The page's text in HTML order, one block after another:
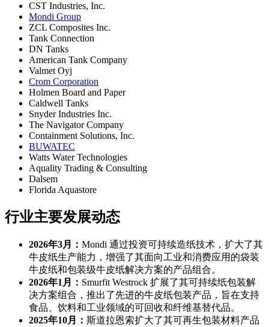
CST Industries, Inc.
Mondi Group
ZCL Composites Inc.
Tank Connection
DN Tanks
American Tank Company
Valmet Oyj
Crom Corporation
Holmen Board and Paper
Caldwell Tanks
Snyder Industries Inc.
The Navigator Company
Containment Solutions, Inc.
BUWATEC
Watts Water Technologies
Aquality Trading & Consulting
Dalsem
Florida Aquastore
行业主要发展动态
2026年3月： Mondi 通过投资可持续造纸技术，扩大了其
牛皮纸生产能力，增强了其面向工业和消费应用的袋装
牛皮纸和包装级牛皮纸解决方案的产品组合。
2026年1月： Smurfit Westrock 扩展了其可持续纸包装解
决方案组合，推出了先进的牛皮纸包装产品，旨在支持
食品、饮料和工业领域的可回收和纤维基替代品。
2025年10月： 斯道拉恩索扩大了其可再生包装材料产品